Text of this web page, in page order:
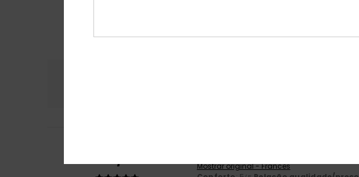
5
Mostrar original - Francês